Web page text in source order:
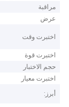
مراقبة
عرض
اختبرت وقت
اختبرت قوة
حجم الاختبار
اختبرت معيار
أبرز: